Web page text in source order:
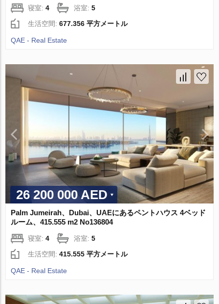
寝室:4 浴室:5
生活空間:677.356 平方メートル
QAE - Real Estate
26 200 000 AED
Palm Jumeirah、Dubai、UAEにあるペントハウス 4ベッド
ルーム、415.555 m2 No136804
寝室:4 浴室:5
生活空間:415.555 平方メートル
QAE - Real Estate